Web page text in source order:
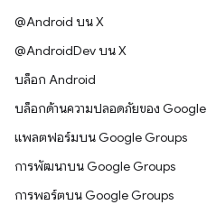
@Android บน X
@AndroidDev บน X
บล็อก Android
บล็อกด้านความปลอดภัยของ Google
แพลตฟอร์มบน Google Groups
การพัฒนาบน Google Groups
การพอร์ตบน Google Groups